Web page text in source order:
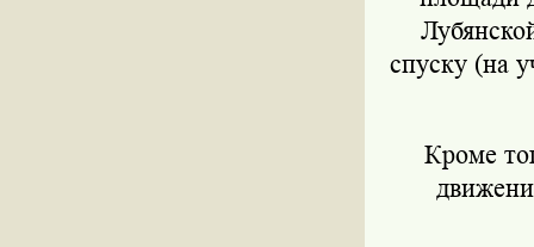
спуску (на
Кроме